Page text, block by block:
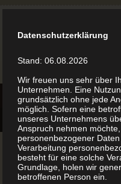
Datenschutzerklärung
Stand: 06.08.2026
Wir freuen uns sehr über
Unternehmen. Eine
grundsätzlich ohne jede
möglich. Sofern eine
unseres Unternehmens
Anspruch nehmen
personenbezogener
Verarbeitung
besteht für eine solche
Grundlage, holen wir
betroffenen Person ein.